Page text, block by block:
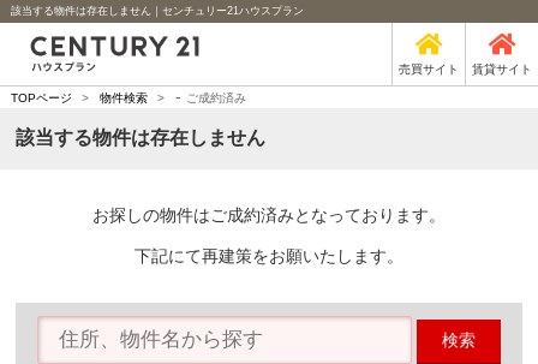
該当する物件は存在しません｜センチュリー21ハウスプラン
売買サイト 賃貸サイト
TOPページ > 物件検索 > - ご成約済み
該当する物件は存在しません
お探しの物件はご成約済みとなっております。
下記にて再建策をお願いたします。
検索